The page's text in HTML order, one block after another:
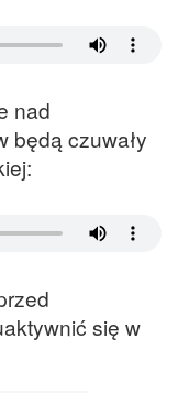
nad
będą czuwały
się w